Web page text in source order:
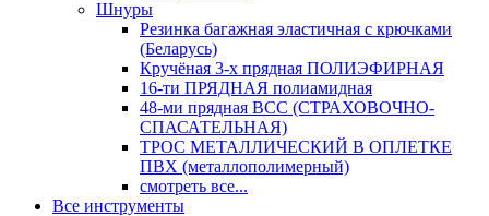
Шнуры
Резинка багажная эластичная с крючками
(Беларусь)
Кручёная 3-х прядная ПОЛИЭФИРНАЯ
16-ти ПРЯДНАЯ полиамидная
48-ми прядная ВСС (СТРАХОВОЧНО-
СПАСАТЕЛЬНАЯ)
ТРОС МЕТАЛЛИЧЕСКИЙ В ОПЛЕТКЕ
ПВХ (металлополимерный)
смотреть все...
Все инструменты